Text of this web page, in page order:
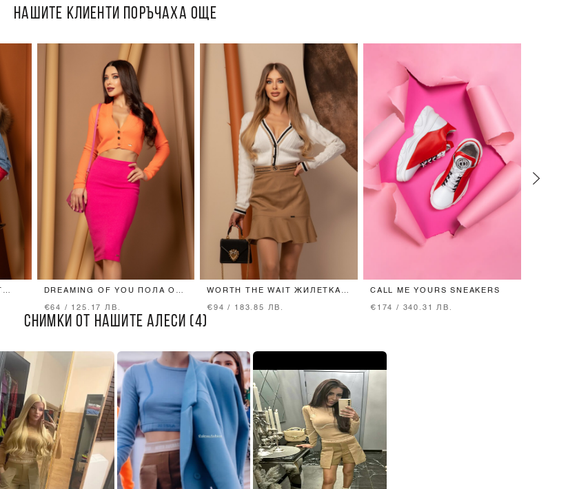
НАШИТЕ КЛИЕНТИ ПОРЪЧАХА ОЩЕ
DREAMING OF YOU ПОЛА ОТ
€64 / 125.17 ЛВ.
WORTH THE WAIT ЖИЛЕТКА
€94 / 183.85 ЛВ.
CALL ME YOURS SNEAKERS
€174 / 340.31 ЛВ.
СНИМКИ ОТ НАШИТЕ АЛЕСИ (4)